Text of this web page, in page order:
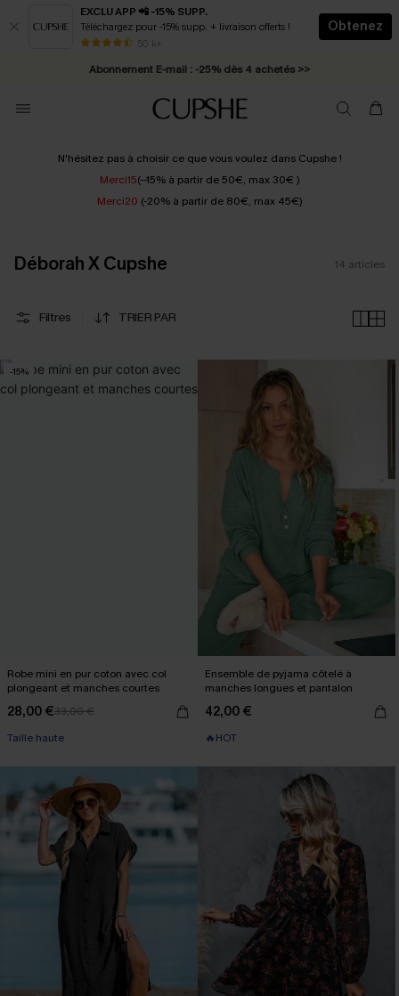
EXCLU APP 📲 -15% SUPP.
Téléchargez pour -15% supp. + livraison offerts !
50 k+
Obtenez
* Livraison éclair 2-3 jours ouvrés >>
Abonnement E-mail : -25% dès 4 achetés >>
N'hésitez pas à choisir ce que vous voulez dans Cupshe !
Merci15(--15% à partir de 50€, max 30€ )
Merci20 (-20% à partir de 80€, max 45€)
Déborah X Cupshe 14 articles
Filtres TRIER PAR
-15%
Robe mini en pur coton avec col
plongeant et manches courtes
28,00 €33,00 €
Taille haute
Ensemble de pyjama côtelé à
manches longues et pantalon
42,00 €
🔥HOT